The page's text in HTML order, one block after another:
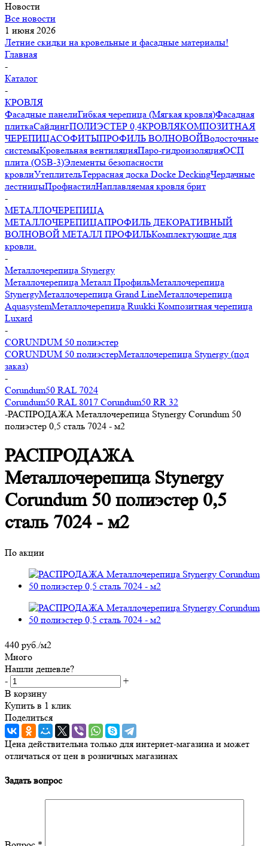
Новости
Все новости
1 июня 2026
Летние скидки на кровельные и фасадные материалы!
Главная
-
Каталог
-
КРОВЛЯ
Фасадные панелиГибкая черепица (Мягкая кровля)Фасадная
плиткаСайдингПОЛИЭСТЕР 0,4КРОВЛЯКОМПОЗИТНАЯ
ЧЕРЕПИЦАСОФИТЫПРОФИЛЬ ВОЛНОВОЙВодосточные
системыКровельная вентиляцияПаро-гидроизоляцияОСП
плита (OSB-3)Элементы безопасности
кровлиУтеплительТеррасная доска Docke DeckingЧердачные
лестницыПрофнастилНаплавляемая кровля брит
-
МЕТАЛЛОЧЕРЕПИЦА
МЕТАЛЛОЧЕРЕПИЦАПРОФИЛЬ ДЕКОРАТИВНЫЙ
ВОЛНОВОЙ МЕТАЛЛ ПРОФИЛЬКомплектующие для
кровли.
-
Металлочерепица Stynergy
Металлочерепица Металл ПрофильМеталлочерепица
StynergyМеталлочерепица Grand LineМеталлочерепица
AquasystemМеталлочерепица Ruukki Композитная черепица
Luxard
-
CORUNDUM 50 полиэстер
CORUNDUM 50 полиэстерМеталлочерепица Stynergy (под
заказ)
-
Corundum50 RAL 7024
Corundum50 RAL 8017 Corundum50 RR 32
-РАСПРОДАЖА Металлочерепица Stynergy Corundum 50
полиэстер 0,5 сталь 7024 - м2
РАСПРОДАЖА
Металлочерепица Stynergy
Corundum 50 полиэстер 0,5
сталь 7024 - м2
По акции
440 руб./м2
Много
Нашли дешевле?
-
+
В корзину
Купить в 1 клик
Поделиться
Цена действительна только для интернет-магазина и может
отличаться от цен в розничных магазинах
Задать вопрос